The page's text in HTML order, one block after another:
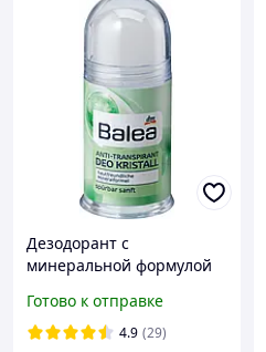
Дезодорант с
минеральной формулой
Готово к отправке
4.9 (29)